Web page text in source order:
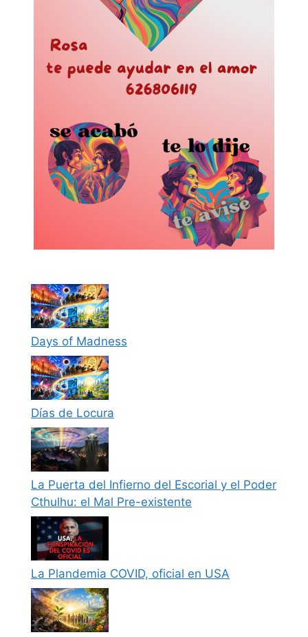
Days of Madness
Días de Locura
La Puerta del Infierno del Escorial y el Poder
Cthulhu: el Mal Pre-existente
La Plandemia COVID, oficial en USA